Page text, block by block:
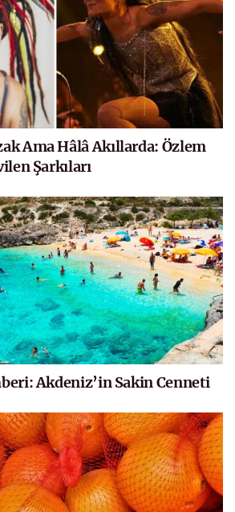
Ama Hâlâ Akıllarda: Özlem
Şarkıları
Akdeniz’in Sakin Cenneti